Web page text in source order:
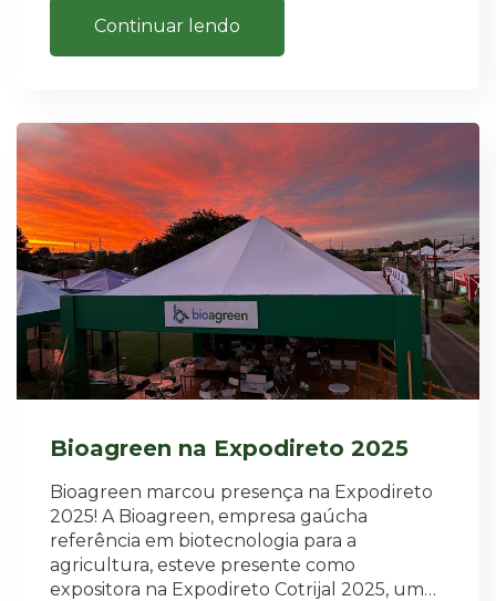
Continuar lendo
Bioagreen na Expodireto 2025
Bioagreen marcou presença na Expodireto
2025! A Bioagreen, empresa gaúcha
referência em biotecnologia para a
agricultura, esteve presente como
expositora na Expodireto Cotrijal 2025, um…